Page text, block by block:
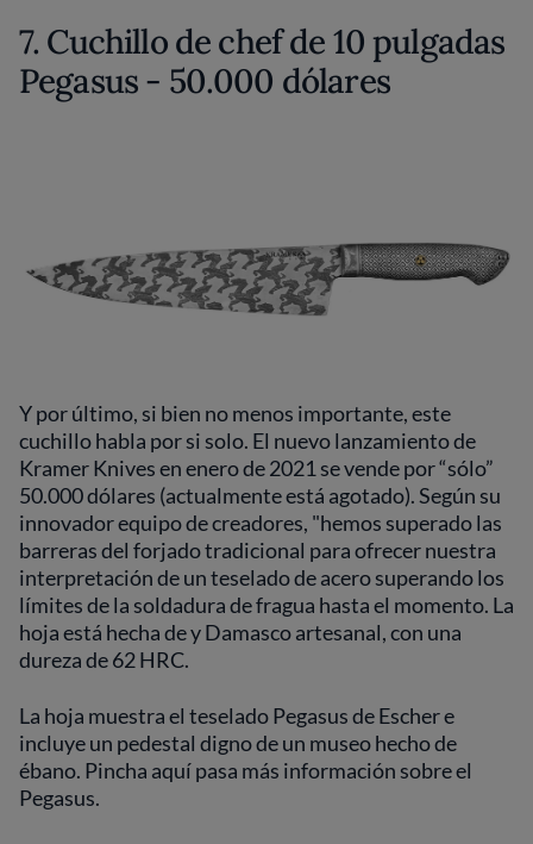
7. Cuchillo de chef de 10 pulgadas
Pegasus - 50.000 dólares
Y por último, si bien no menos importante, este
cuchillo habla por si solo. El nuevo lanzamiento de
Kramer Knives en enero de 2021 se vende por “sólo”
50.000 dólares (actualmente está agotado). Según su
innovador equipo de creadores, "hemos superado las
barreras del forjado tradicional para ofrecer nuestra
interpretación de un teselado de acero superando los
límites de la soldadura de fragua hasta el momento. La
hoja está hecha de y Damasco artesanal, con una
dureza de 62 HRC.
La hoja muestra el teselado Pegasus de Escher e
incluye un pedestal digno de un museo hecho de
ébano. Pincha aquí pasa más información sobre el
Pegasus.